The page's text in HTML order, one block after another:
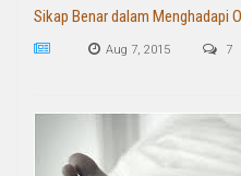
Sikap Benar dalam Menghadapi
Aug 7, 2015 7